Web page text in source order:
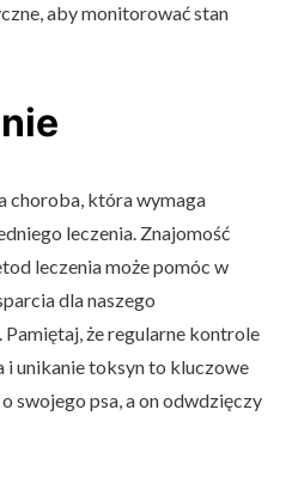
aby monitorować stan
choroba, która wymaga
leczenia. Znajomość
leczenia może pomóc w
dla naszego
że regularne kontrole
i unikanie toksyn to kluczowe
swojego psa, a on odwdzięczy